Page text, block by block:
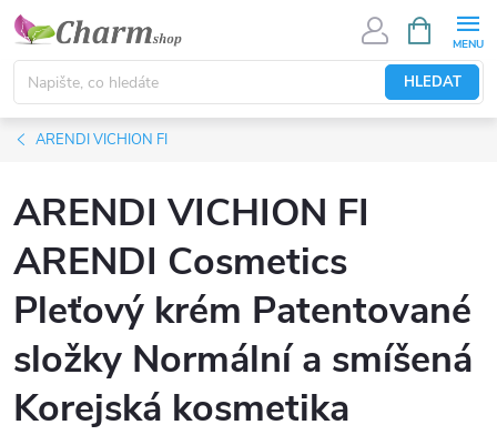
Přejít
obsah
HLEDAT
NÁKUPNÍ
KOŠÍK
ARENDI VICHION FI
ARENDI VICHION FI
ARENDI Cosmetics
Pleťový krém Patentované
složky Normální a smíšená
Korejská kosmetika